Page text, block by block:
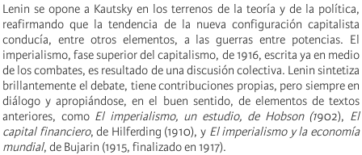
Lenin se opone a Kautsky en los terrenos de la teoría y de la política,
reafirmando que la tendencia de la nueva configuración capitalista
conducía, entre otros elementos, a las guerras entre potencias. El
imperialismo, fase superior del capitalismo, de 1916, escrita ya en medio
de los combates, es resultado de una discusión colectiva. Lenin sintetiza
brillantemente el debate, tiene contribuciones propias, pero siempre en
diálogo y apropiándose, en el buen sentido, de elementos de textos
anteriores, como El imperialismo, un estudio, de Hobson (1902), El
capital financiero, de Hilferding (1910), y El imperialismo y la economía
mundial, de Bujarin (1915, finalizado en 1917).